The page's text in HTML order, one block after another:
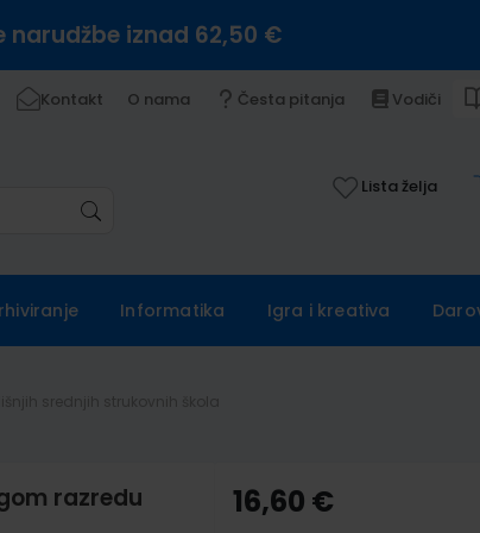
iznad 62,50 €
Kontakt O nama Česta pitanja Vodiči
Lista želja
Informatika Igra i kreativa
razredu
16,60 €